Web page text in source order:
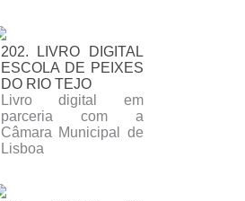
202. LIVRO DIGITAL
ESCOLA DE PEIXES
DO RIO TEJO
Livro digital em
parceria com a
Câmara Municipal de
Lisboa